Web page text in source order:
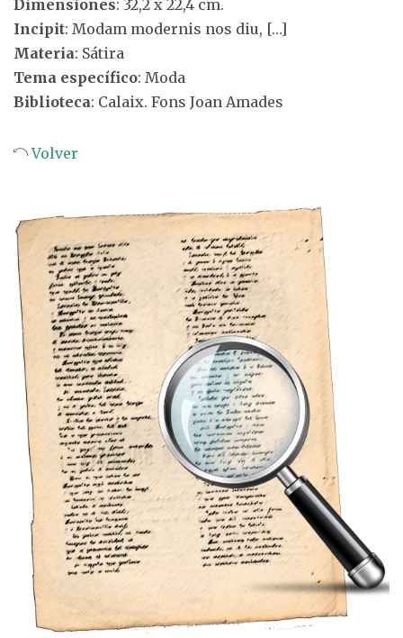
Dimensiones: 32,2 x 22,4 cm.
Incipit: Modam modernis nos diu, […]
Materia: Sátira
Tema específico: Moda
Biblioteca: Calaix. Fons Joan Amades
Volver